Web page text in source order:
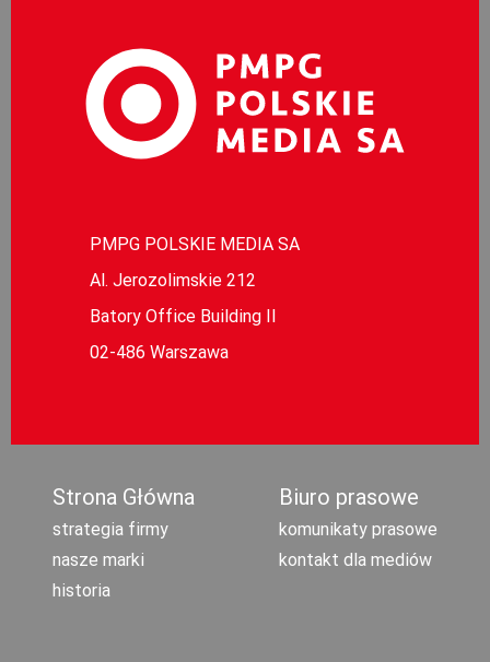
PMPG POLSKIE MEDIA SA
Al. Jerozolimskie 212
Batory Office Building II
02-486 Warszawa
Strona Główna
strategia firmy
nasze marki
historia
Biuro prasowe
komunikaty prasowe
kontakt dla mediów